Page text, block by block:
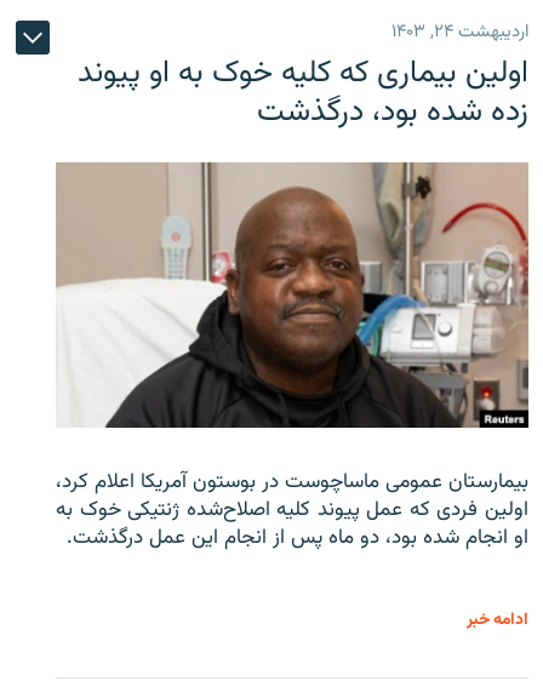
اردیبهشت ۲۴, ۱۴۰۳
اولین بیماری که کلیه خوک به او پیوند
زده شده بود، درگذشت
بیمارستان عمومی ماساچوست در بوستون آمریکا اعلام کرد،
اولین فردی که عمل پیوند کلیه اصلاح‌شده ژنتیکی خوک به
او انجام شده بود، دو ماه پس از انجام این عمل درگذشت.
ادامه خبر